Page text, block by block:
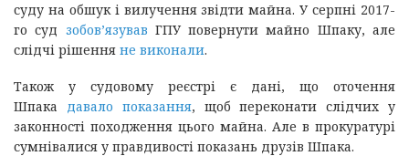
суду на обшук і вилучення звідти майна. У серпні 2017-
го суд зобов’язував ГПУ повернути майно Шпаку, але
слідчі рішення не виконали.
Також у судовому реєстрі є дані, що оточення
Шпака давало показання, щоб переконати слідчих у
законності походження цього майна. Але в прокуратурі
сумнівалися у правдивості показань друзів Шпака.